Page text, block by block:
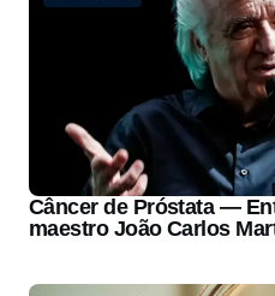
Câncer de Próstata —
maestro João Carlos